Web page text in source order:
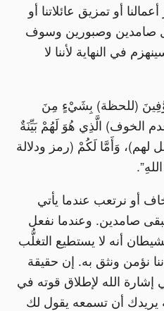
أو تمزيق عائلاتنا أو
صامدين وصبورين وسوف
في النهاية لأننا لا
٢٨ “غَيْرَ مُخَوَّفِينَ (للحظة) بِشَيْءٍ مِنَ
الخوف) الَّذِي هُوَ لَهُمْ بَيِّنَةٌ
لهم)، وَأَمَّا لَكُمْ (رمز ودلالة
أو نرتعب عندما يأتي
نبقى صامدين. وعندما نفعل
أنه لا يستطيع التغلُّب
نؤمن ونثق به. إن حقيقة
إشارة الله لإطلاق قوته في
يريدك أن تسمعه يقول لك